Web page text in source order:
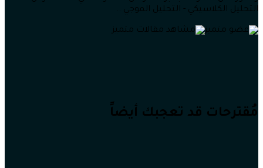
التحليل الكلاسيكي - التحليل الموجي ..
مُقترحات قد تعجبك أيضاً